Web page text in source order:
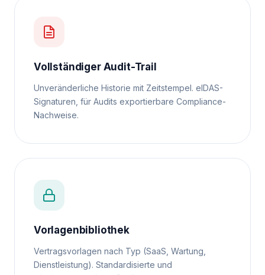
Vollständiger Audit-Trail
Unveränderliche Historie mit Zeitstempel. eIDAS-
Signaturen, für Audits exportierbare Compliance-
Nachweise.
Vorlagenbibliothek
Vertragsvorlagen nach Typ (SaaS, Wartung,
Dienstleistung). Standardisierte und